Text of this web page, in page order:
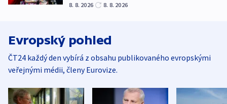
8. 8. 2026 8. 8. 2026
Evropský pohled
ČT24 každý den vybírá z obsahu publikovaného evropskými
veřejnými médii, členy Eurovize.